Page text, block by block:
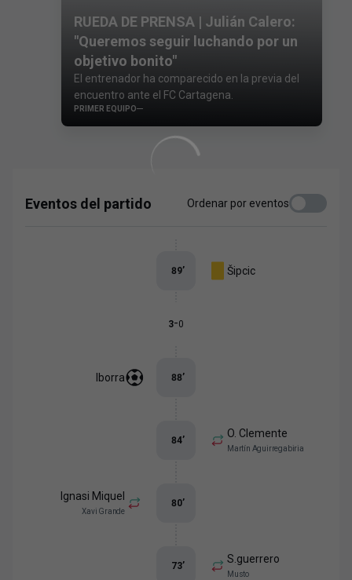
RUEDA DE PRENSA | Julián Calero:
"Queremos seguir luchando por un
objetivo bonito"
El entrenador ha comparecido en la previa del
encuentro ante el FC Cartagena.
PRIMER EQUIPO
Eventos del partido Ordenar por eventos
Šipcic
89’
3-0
Iborra 88’
O. Clemente
Martín Aguirregabiria
84’
Ignasi Miquel
Xavi Grande
80’
S.guerrero
Musto
73’